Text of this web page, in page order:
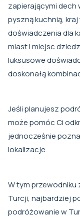
zapierającymi dech
pyszną kuchnią,
doświadczenia dla
miast i miejsc
luksusowe
doskonałą
Jeśli planujesz
może pomóc Ci
jednocześnie
lokalizacje.
W tym
Turcji, najbardziej
podróżowanie w